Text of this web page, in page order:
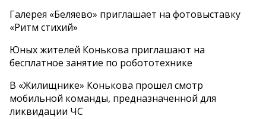
Галерея «Беляево» приглашает на фотовыставку
«Ритм стихий»
Юных жителей Конькова приглашают на
бесплатное занятие по робототехнике
В «Жилищнике» Конькова прошел смотр
мобильной команды, предназначенной для
ликвидации ЧС